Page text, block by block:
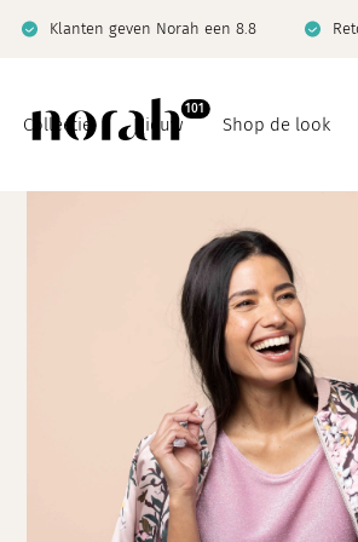
Klanten geven Norah een 8.8
Collectie Nieuw
101
Shop de look